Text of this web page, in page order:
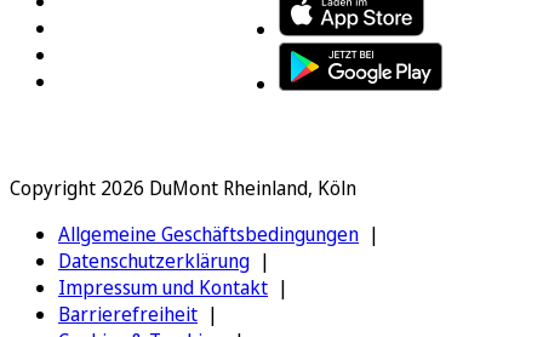
Copyright 2026 DuMont Rheinland, Köln
Allgemeine Geschäftsbedingungen
Datenschutzerklärung
Impressum und Kontakt
Barrierefreiheit